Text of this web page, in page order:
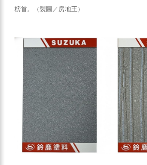
榜首。（製圖／房地王）